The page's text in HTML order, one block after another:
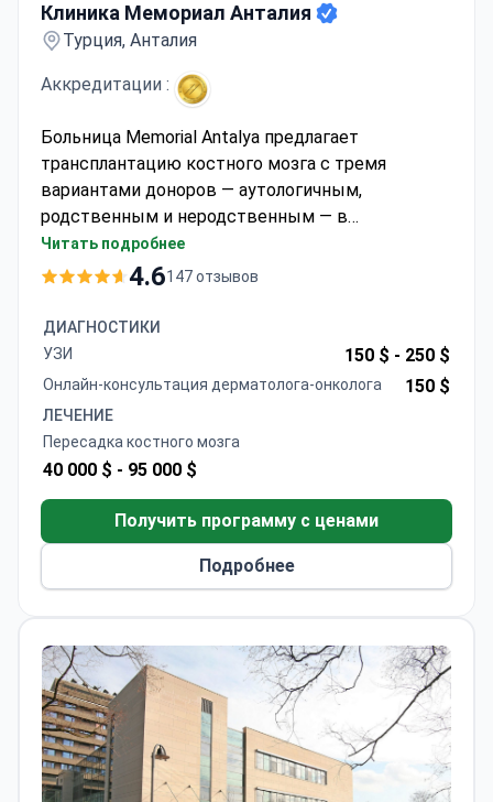
Клиника Мемориал Анталия
Турция, Анталия
Аккредитации :
Больница Memorial Antalya предлагает
трансплантацию костного мозга с тремя
вариантами доноров — аутологичным,
родственным и неродственным — в
соответствии с протоколами NCCN и ESMO.
Пакет «все включено» может стоить около 30
госпитализацию, питание для пациента и
сопровождающего, а также услуги переводчика.
Учреждение, аккредитованное JCI, имеет
в год. Д-р Селвиназ Эдизер специализируется на
этих процедурах и обладает обширным опытом.
Читать подробнее
4.6147 отзывов
ДИАГНОСТИКИ
УЗИ
150 $ - 250 $
Онлайн-консультация дерматолога-онколога 150 $
ЛЕЧЕНИЕ
Пересадка костного мозга
40 000 $ - 95 000 $
Получить программу с ценами
Подробнее